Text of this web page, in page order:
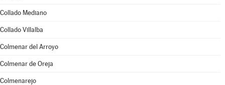
Collado Mediano
Collado Villalba
Colmenar del Arroyo
Colmenar de Oreja
Colmenarejo